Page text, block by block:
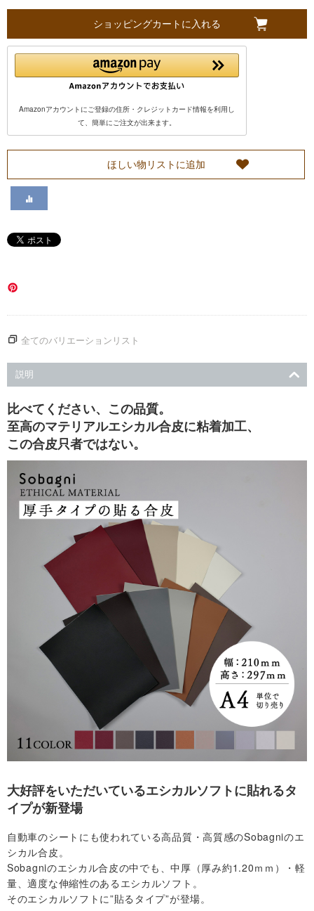
に
つ
い
タ
マ
ー
ー
ビ
ス
エ
シ
社
概
要
・
規
ショッピングカートに入れる
Amazonアカウントにご登録の住所・クレジットカード情報を利用し
て、簡単にご注文が出来ます。
ほしい物リストに追加
全てのバリエーションリスト
説明
比べてください、この品質。
至高のマテリアルエシカル合皮に粘着加工、
この合皮只者ではない。
大好評をいただいているエシカルソフトに貼れるタ
イプが新登場
自動車のシートにも使われている高品質・高質感のSobagniのエ
シカル合皮。
Sobagniのエシカル合皮の中でも、中厚（厚み約1.20ｍｍ）・軽
量、適度な伸縮性のあるエシカルソフト。
そのエシカルソフトに”貼るタイプ”が登場。